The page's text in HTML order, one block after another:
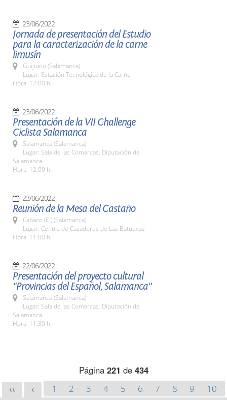
23/06/2022
Jornada de presentación del Estudio
para la caracterización de la carne
limusín
Guijuelo (Salamanca)
Lugar: Estación Tecnológica de la Carne
Hora: 12:00 h.
23/06/2022
Presentación de la VII Challenge
Ciclista Salamanca
Salamanca (Salamanca)
Lugar: Sala de las Comarcas. Diputación de
Salamanca
Hora: 12:00 h.
23/06/2022
Reunión de la Mesa del Castaño
Cabaco (El) (Salamanca)
Lugar: Centro de Cazadores de Las Batuecas
Hora: 11:00 h.
22/06/2022
Presentación del proyecto cultural
"Provincias del Español, Salamanca"
Salamanca (Salamanca)
Lugar: Sala de las Comarcas. Diputación de
Salamanca.
Hora: 11:30 h.
Página 221 de 434
<< < 1 2 3 4 5 6 7 8 9
10